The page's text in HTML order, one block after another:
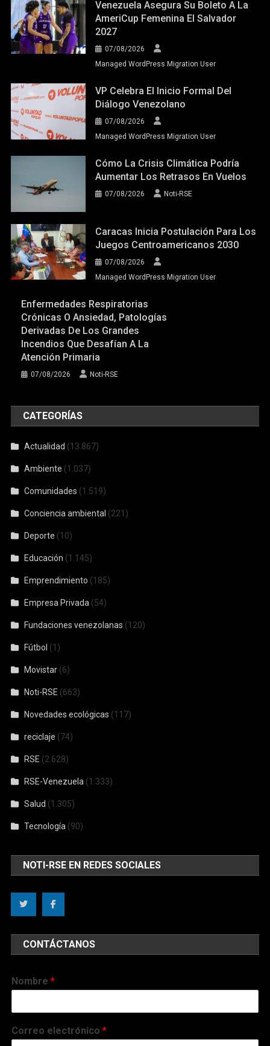
Venezuela Asegura Su Boleto A La
AmeriCup Femenina El Salvador
2027
07/08/2026
Managed WordPress Migration User
VP Celebra El Inicio Formal Del
Diálogo Venezolano
07/08/2026
Managed WordPress Migration User
Cómo La Crisis Climática Podría
Aumentar Los Retrasos En Vuelos
07/08/2026 Noti-RSE
Caracas Inicia Postulación Para Los
Juegos Centroamericanos 2030
07/08/2026
Managed WordPress Migration User
Enfermedades Respiratorias
Crónicas O Ansiedad, Patologías
Derivadas De Los Grandes
Incendios Que Desafían A La
Atención Primaria
07/08/2026 Noti-RSE
CATEGORÍAS
Actualidad (13.867)
Ambiente (1.037)
Comunidades (1.519)
Conciencia ambiental (221)
Deporte (10)
Educación (1.145)
Emprendimiento (185)
Empresa Privada (54)
Fundaciones venezolanas (120)
Fútbol (1)
Movistar (6)
Noti-RSE (663)
Novedades ecológicas (117)
reciclaje (74)
RSE (2.628)
RSE-Venezuela (1.333)
Salud (1.305)
Tecnología (90)
NOTI-RSE EN REDES SOCIALES
CONTÁCTANOS
Nombre*
Correo electrónico*